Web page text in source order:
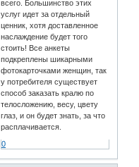
всего. Большинство этих
услуг идет за отдельный
ценник, хотя доставленное
наслаждение будет того
стоить! Все анкеты
подкреплены шикарными
фотокарточками женщин, так
у потребителя существует
способ заказать кралю по
телосложению, весу, цвету
глаз, и он будет знать, за что
расплачивается.
0